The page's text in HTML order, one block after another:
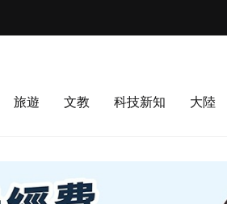
旅遊 文教 科技新知 大陸